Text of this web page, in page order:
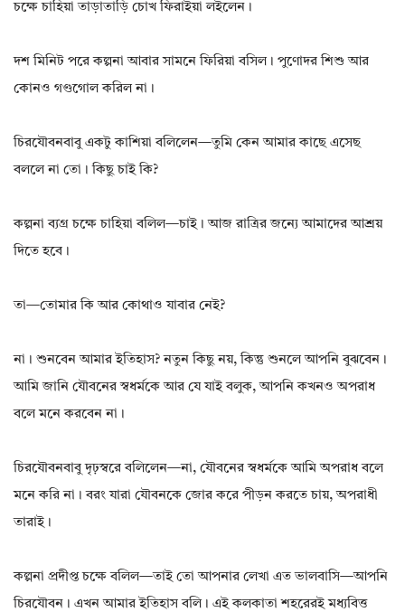
চক্ষে চাহিয়া তাড়াতাড়ি চোখ ফিরাইয়া লইলেন।
দশ মিনিট পরে কল্পনা আবার সামনে ফিরিয়া বসিল। পুণোদর শিশু আর
কোনও গণ্ডগোল করিল না।
চিরযৌবনবাবু একটু কাশিয়া বলিলেন—তুমি কেন আমার কাছে এসেছ
বললে না তো। কিছু চাই কি?
কল্পনা ব্যগ্র চক্ষে চাহিয়া বলিল—চাই। আজ রাত্রির জন্যে আমাদের আশ্রয়
দিতে হবে।
তা—তোমার কি আর কোথাও যাবার নেই?
না। শুনবেন আমার ইতিহাস? নতুন কিছু নয়, কিন্তু শুনলে আপনি বুঝবেন।
আমি জানি যৌবনের স্বধর্মকে আর যে যাই বলুক, আপনি কখনও অপরাধ
বলে মনে করবেন না।
চিরযৌবনবাবু দৃঢ়স্বরে বলিলেন—না, যৌবনের স্বধর্মকে আমি অপরাধ বলে
মনে করি না। বরং যারা যৌবনকে জোর করে পীড়ন করতে চায়, অপরাধী
তারাই।
কল্পনা প্রদীপ্ত চক্ষে বলিল—তাই তো আপনার লেখা এত ভালবাসি—আপনি
চিরযৌবন। এখন আমার ইতিহাস বলি। এই কলকাতা শহরেরই মধ্যবিত্ত